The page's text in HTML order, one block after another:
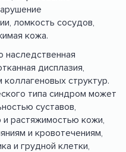
ломкость сосудов,
кожа.
наследственная
дисплазия,
структур.
типа синдром может
суставов,
растяжимостью кожи,
и кровотечениям,
и грудной клетки,